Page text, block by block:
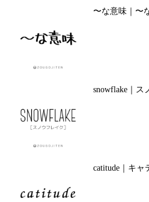
〜な意味｜〜
snowflake｜ス
catitude｜キャ